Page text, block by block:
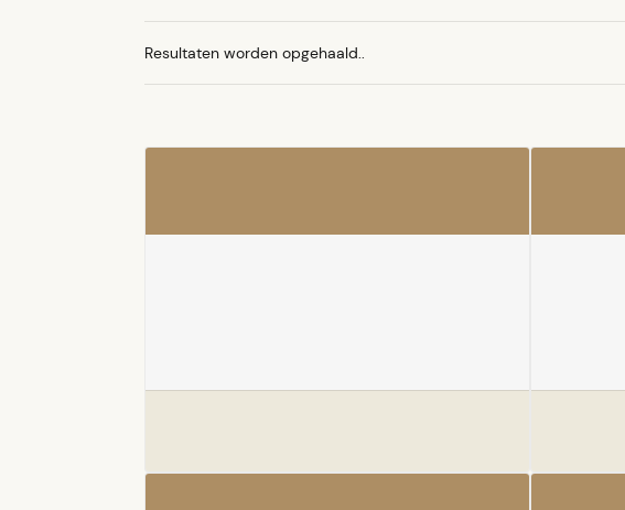
Resultaten worden opgehaald..